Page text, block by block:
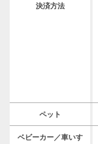
決済方法
ペット
ベビーカー／車いす